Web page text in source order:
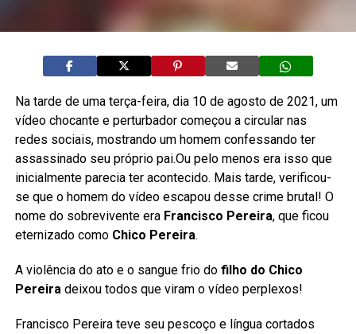
Na tarde de uma terça-feira, dia 10 de agosto de 2021, um
vídeo chocante e perturbador começou a circular nas
redes sociais, mostrando um homem confessando ter
assassinado seu próprio pai.Ou pelo menos era isso que
inicialmente parecia ter acontecido. Mais tarde, verificou-
se que o homem do vídeo escapou desse crime brutal! O
nome do sobrevivente era Francisco Pereira, que ficou
eternizado como Chico Pereira.
A violência do ato e o sangue frio dofilho do Chico
Pereiradeixou todos que viram o vídeo perplexos!
Francisco Pereira teve seu pescoço e língua cortados